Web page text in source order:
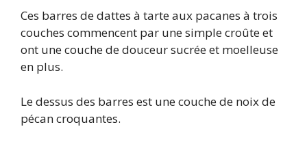
Ces barres de dattes à tarte aux pacanes à trois
couches commencent par une simple croûte et
ont une couche de douceur sucrée et moelleuse
en plus.
Le dessus des barres est une couche de noix de
pécan croquantes.